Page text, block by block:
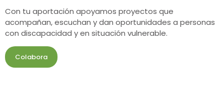
Con tu aportación apoyamos proyectos que
acompañan, escuchan y dan oportunidades a personas
con discapacidad y en situación vulnerable.
Colabora